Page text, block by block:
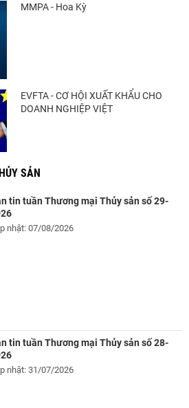
MMPA - Hoa Kỳ
EVFTA - CƠ HỘI XUẤT KHẨU CHO
DOANH NGHIỆP VIỆT
SẢN
tin tuần Thương mại Thủy sản số 29-
nhật: 07/08/2026
tin tuần Thương mại Thủy sản số 28-
nhật: 31/07/2026